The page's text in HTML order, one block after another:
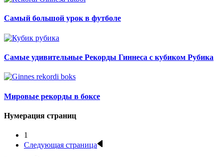
Самый большой урок в футболе
Самые удивительные Рекорды Гиннеса с кубиком Рубика
Мировые рекорды в боксе
Нумерация страниц
1
Следующая страница